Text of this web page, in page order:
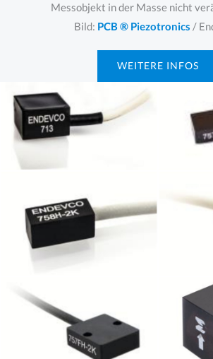
Messobjekt in der Masse nicht
Bild: PCB ® Piezotronics /
WEITERE INFOS